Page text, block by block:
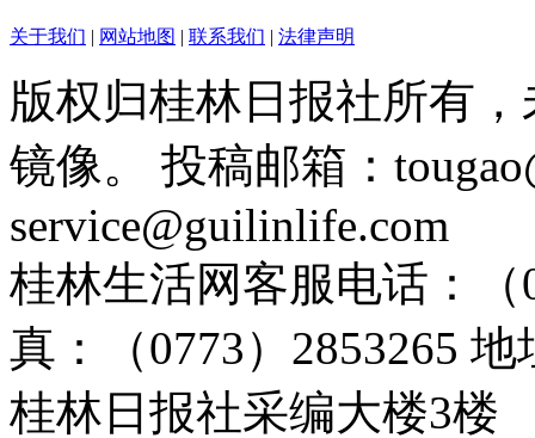
关于我们 | 网站地图 | 联系我们 | 法律声明
版权归桂林日报社所有
镜像。 投稿邮箱：
service@guilinlife.com
桂林生活网客服电话：（
真：（0773）2853265
桂林日报社采编大楼3楼